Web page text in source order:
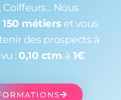
Nous
150 métiers et vous
des prospects à
: 0,10 ctm à 1€